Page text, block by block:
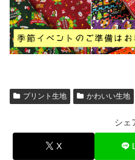
プリント生地 かわいい生地
シェ
X